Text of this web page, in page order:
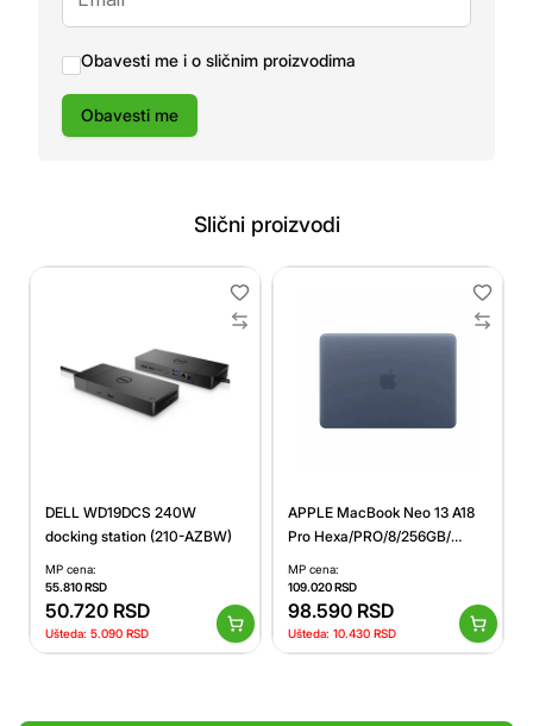
Obavesti me i o sličnim proizvodima
Obavesti me
Slični proizvodi
DELL WD19DCS 240W
docking station (210-AZBW)
MP cena:
55.810RSD
50.720 RSD
Ušteda: 5.090 RSD
APPLE MacBook Neo 13 A18
Pro Hexa/PRO/8/256GB/
Silver
MP cena:
109.020RSD
98.590 RSD
Ušteda: 10.430 RSD